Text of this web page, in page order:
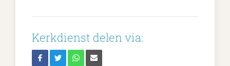
Kerkdienst delen via: